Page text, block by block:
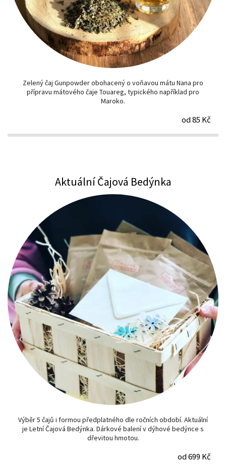
Zelený čaj Gunpowder obohacený o voňavou mátu Nana pro
přípravu mátového čaje Touareg, typického například pro
Maroko.
od 85 Kč
Aktuální Čajová Bedýnka
Výběr 5 čajů i formou předplatného dle ročních období. Aktuální
je Letní Čajová Bedýnka. Dárkové balení v dýhové bedýnce s
dřevitou hmotou.
od 699 Kč